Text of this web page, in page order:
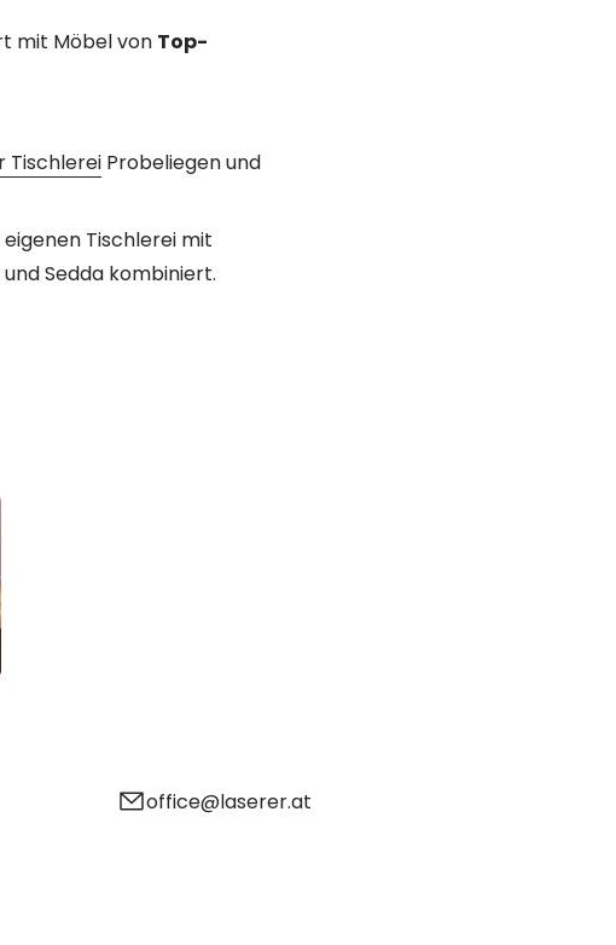
mit Möbel von Top-
Tischlerei Probeliegen und
Tischlerei mit
Sedda kombiniert.
office@laserer.at